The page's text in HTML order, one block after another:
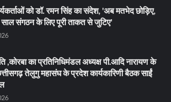
को डॉ. रमन सिंह का संदेश, 'अब मतभेद छोड़िए,
संगठन के लिए पूरी ताकत से जुटिए'
,कोरबा का प्रतिनिधिमंडल अध्यक्ष पी.आदि नारायण के
तेलुगु महासंघ के प्रदेश कार्यकारिणी बैठक साईं